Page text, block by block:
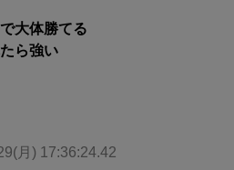
大体勝てる
ら強い
月) 17:36:24.42